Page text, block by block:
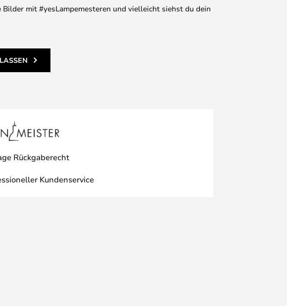
Bilder mit #yesLampemesteren und vielleicht siehst du dein
Rückgaberecht
Kundenservice